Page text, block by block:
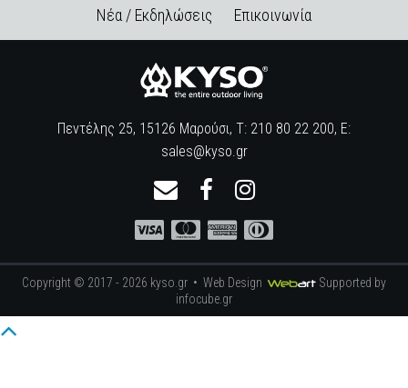
Νέα / Εκδηλώσεις
Επικοινωνία
Πεντέλης 25, 15126 Μαρούσι, Τ: 210 80 22 200, E:
sales@kyso.gr
Copyright © 2017 - 2026 kyso.gr • Web Design
Supported by
infocube.gr